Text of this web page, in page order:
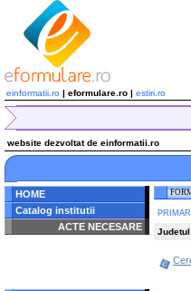
einformatii.ro | eformulare.ro | estiri.ro
website dezvoltat de einformatii.ro
HOME
Catalog institutii
ACTE NECESARE
/home/eformulare.ro/public_html/
PRIMARII